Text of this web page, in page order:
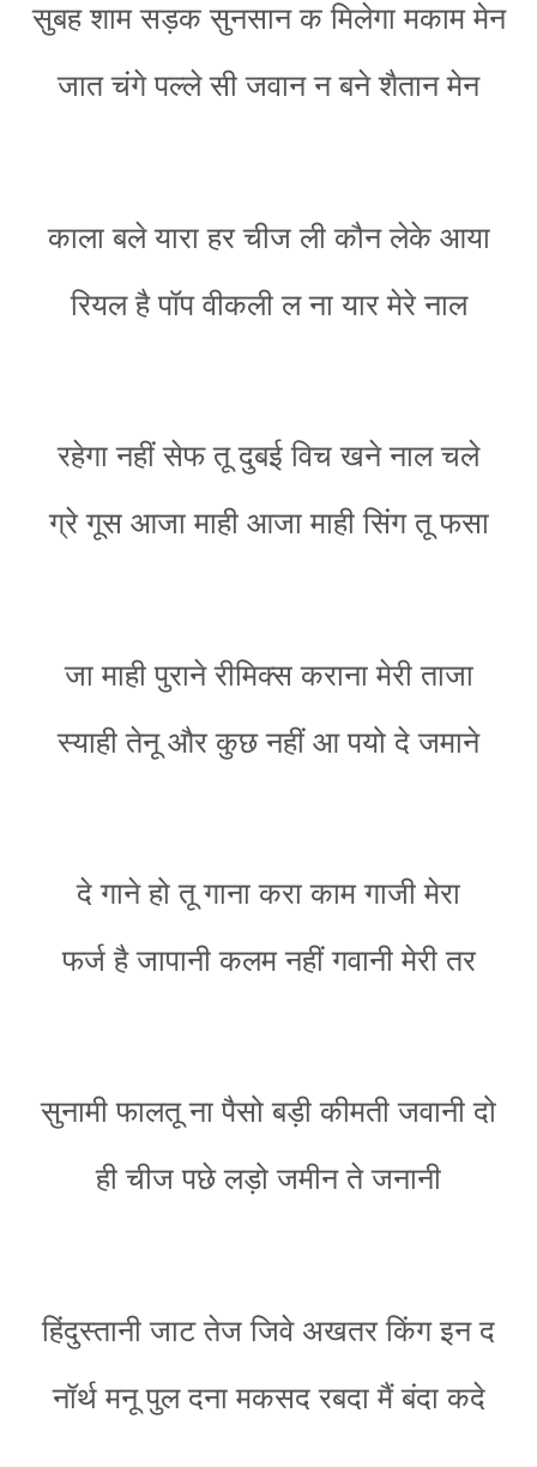
सुबह शाम सड़क सुनसान क मिलेगा मकाम मेन
जात चंगे पल्ले सी जवान न बने शैतान मेन
काला बले यारा हर चीज ली कौन लेके आया
रियल है पॉप वीकली ल ना यार मेरे नाल
रहेगा नहीं सेफ तू दुबई विच खने नाल चले
ग्रे गूस आजा माही आजा माही सिंग तू फसा
जा माही पुराने रीमिक्स कराना मेरी ताजा
स्याही तेनू और कुछ नहीं आ पयो दे जमाने
दे गाने हो तू गाना करा काम गाजी मेरा
फर्ज है जापानी कलम नहीं गवानी मेरी तर
सुनामी फालतू ना पैसो बड़ी कीमती जवानी दो
ही चीज पछे लड़ो जमीन ते जनानी
हिंदुस्तानी जाट तेज जिवे अखतर किंग इन द
नॉर्थ मनू पुल दना मकसद रबदा मैं बंदा कदे